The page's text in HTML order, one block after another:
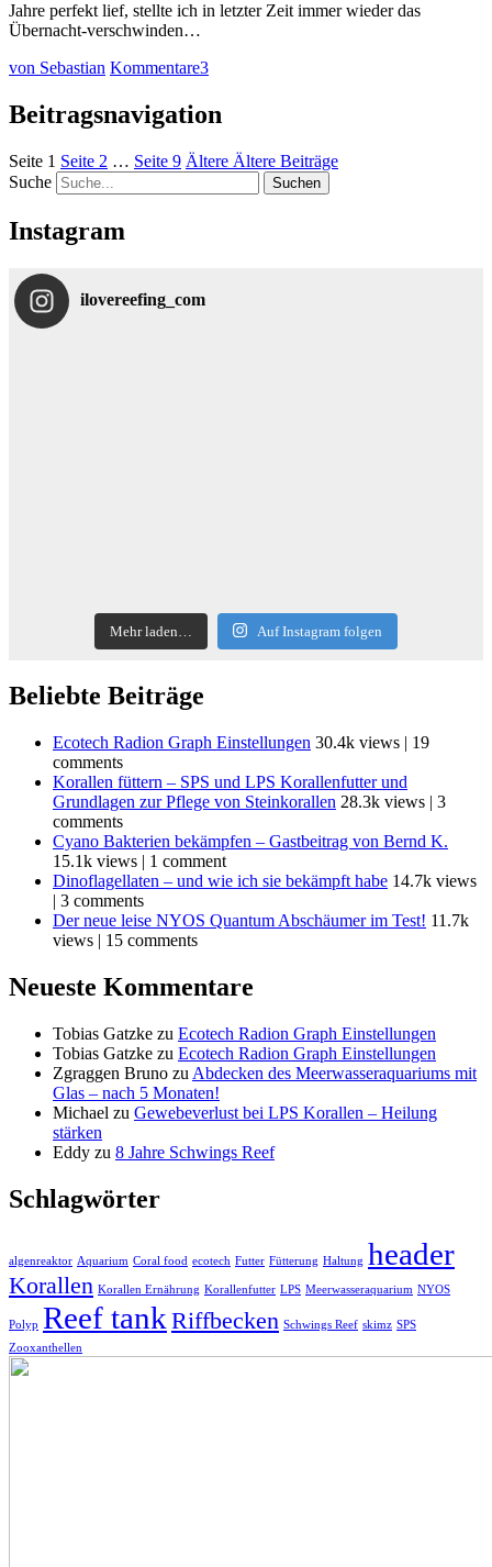
Jahre perfekt lief, stellte ich in letzter Zeit immer wieder das
Übernacht-verschwinden…
von Sebastian Kommentare3
Beitragsnavigation
Seite 1 Seite 2 … Seite 9 Ältere Ältere Beiträge
Suche
Instagram
ilovereefing_com
Mehr laden… Auf Instagram folgen
Beliebte Beiträge
Ecotech Radion Graph Einstellungen 30.4k views | 19
comments
Korallen füttern – SPS und LPS Korallenfutter und
Grundlagen zur Pflege von Steinkorallen 28.3k views | 3
comments
Cyano Bakterien bekämpfen – Gastbeitrag von Bernd K.
15.1k views | 1 comment
Dinoflagellaten – und wie ich sie bekämpft habe 14.7k views
| 3 comments
Der neue leise NYOS Quantum Abschäumer im Test! 11.7k
views | 15 comments
Neueste Kommentare
Tobias Gatzke zu Ecotech Radion Graph Einstellungen
Tobias Gatzke zu Ecotech Radion Graph Einstellungen
Zgraggen Bruno zu Abdecken des Meerwasseraquariums mit
Glas – nach 5 Monaten!
Michael zu Gewebeverlust bei LPS Korallen – Heilung
stärken
Eddy zu 8 Jahre Schwings Reef
Schlagwörter
algenreaktor Aquarium Coral food ecotech Futter Fütterung Haltung header
Korallen Korallen Ernährung Korallenfutter LPS Meerwasseraquarium NYOS
Polyp Reef tank Riffbecken Schwings Reef skimz SPS
Zooxanthellen